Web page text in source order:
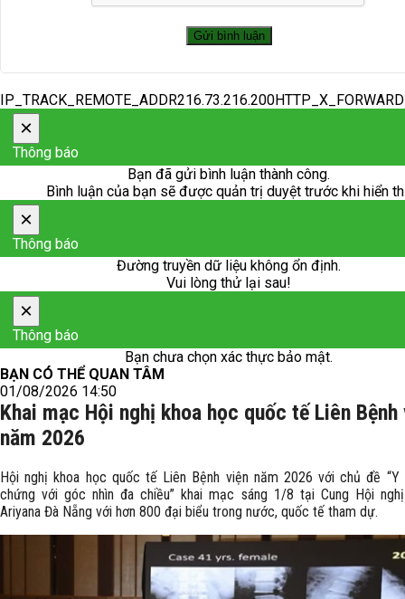
×
Thông báo
Bạn đã gửi bình luận thành công.
Bình luận của bạn sẽ được quản trị duyệt trước khi hiển
×
Thông báo
Đường truyền dữ liệu không ổn định.
Vui lòng thử lại sau!
×
Thông báo
Bạn chưa chọn xác thực bảo mật.
BẠN CÓ THỂ QUAN TÂM
01/08/2026 14:50
Khai mạc Hội nghị khoa học quốc tế Liên Bệnh
năm 2026
Hội nghị khoa học quốc tế Liên Bệnh viện năm 2026 với chủ đề
chứng với góc nhìn đa chiều” khai mạc sáng 1/8 tại Cung Hội
Ariyana Đà Nẵng với hơn 800 đại biểu trong nước, quốc tế tham dự.